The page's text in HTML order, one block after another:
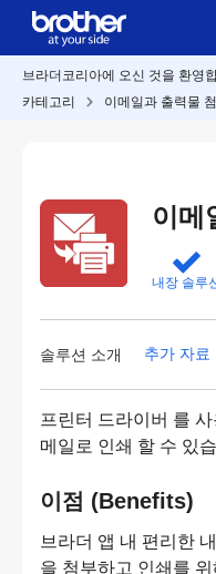
브라더코리아에 오신 것을 환영
카테고리
이메일과 출력물
이메
내장 솔루
솔루션 소개 추가 자료
프린터 드라이버 를
메일로 인쇄 할 수 있
이점 (Benefits)
브라더 앱 내 편리한
을 첨부하고 인쇄를